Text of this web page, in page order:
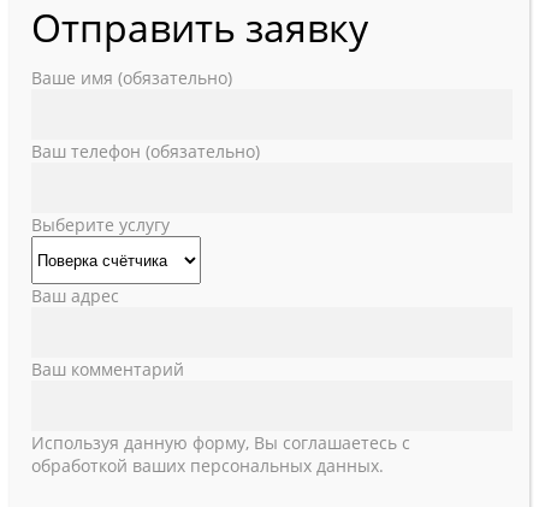
Отправить заявку
Ваше имя (обязательно)
Ваш телефон (обязательно)
Выберите услугу
Ваш адрес
Ваш комментарий
Используя данную форму, Вы соглашаетесь с
обработкой ваших персональных данных.